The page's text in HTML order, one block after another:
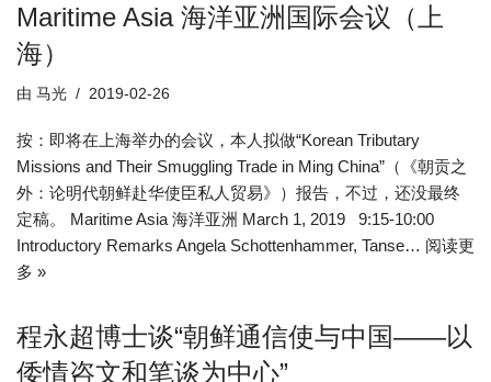
Maritime Asia 海洋亚洲国际会议（上
海）
由 马光 2019-02-26
按：即将在上海举办的会议，本人拟做“Korean Tributary
Missions and Their Smuggling Trade in Ming China”（《朝贡之
外：论明代朝鲜赴华使臣私人贸易》）报告，不过，还没最终
定稿。 Maritime Asia 海洋亚洲 March 1, 2019 9:15-10:00
Introductory Remarks Angela Schottenhammer, Tanse… 阅读更
多 »
程永超博士谈“朝鲜通信使与中国——以
倭情咨文和笔谈为中心”